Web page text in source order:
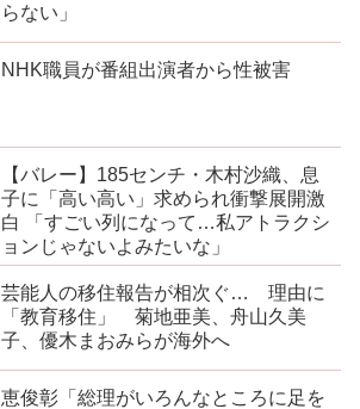
らない」
NHK職員が番組出演者から性被害
【バレー】185センチ・木村沙織、息
子に「高い高い」求められ衝撃展開激
白 「すごい列になって…私アトラクシ
ョンじゃないよみたいな」
芸能人の移住報告が相次ぐ… 理由に
「教育移住」 菊地亜美、舟山久美
子、優木まおみらが海外へ
恵俊彰「総理がいろんなところに足を